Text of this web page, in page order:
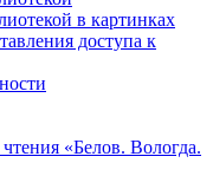
в картинках
доступа к
«Белов. Вологда.